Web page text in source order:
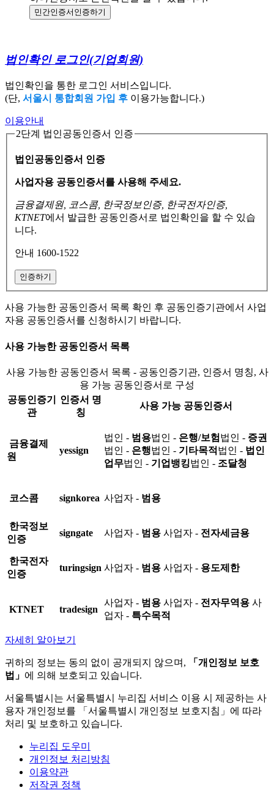
민간인증서 인증하기
법인확인 로그인(기업회원)
법인확인을 통한 로그인 서비스입니다.
(단, 서울시 통합회원 가입 후 이용가능합니다.)
이용안내
2단계 법인공동인증서 인증
법인공동인증서 인증
사업자용 공동인증서를 사용해 주세요.
금융결제원, 코스콤, 한국정보인증, 한국전자인증,
KTNET에서 발급한 공동인증서로 법인확인을 할 수 있습
니다.
안내 1600-1522
인증하기
사용 가능한 공동인증서 목록 확인 후 공동인증기관에서 사업
자용 공동인증서를 신청하시기 바랍니다.
사용 가능한 공동인증서 목록
사용 가능한 공동인증서 목록 - 공동인증기관, 인증서 명칭, 사
용 가능 공동인증서로 구성
공동인증기
관
인증서 명
칭
사용 가능 공동인증서
금융결제
원
yessign
법인 - 범용법인 - 은행/보험 법인 - 증권
법인 - 은행법인 - 기타목적 법인 - 법인
업무법인 - 기업뱅킹법인 - 조달청
코스콤 signkorea 사업자 - 범용
한국정보
인증
signgate 사업자 - 범용 사업자 - 전자세금용
한국전자
인증
turingsign 사업자 - 범용 사업자 - 용도제한
KTNET tradesign
사업자 - 범용 사업자 - 전자무역용 사
업자 - 특수목적
자세히 알아보기
귀하의 정보는 동의 없이 공개되지 않으며,
「개인정보 보호
법」 에 의해 보호되고 있습니다.
서울특별시는 서울특별시 누리집 서비스 이용 시 제공하는 사
용자 개인정보를 「서울특별시 개인정보 보호지침」에 따라
처리 및 보호하고 있습니다.
누리집 도우미
개인정보 처리방침
이용약관
저작권 정책